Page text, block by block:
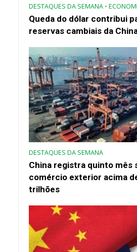
DESTAQUES DA SEMANA •
Queda do dólar contribui
reservas cambiais da
DESTAQUES DA SEMANA
China registra quinto mês
comércio exterior acima
trilhões